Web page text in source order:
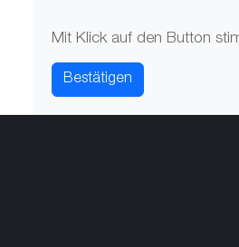
Mit Klick auf den Button
Bestätigen